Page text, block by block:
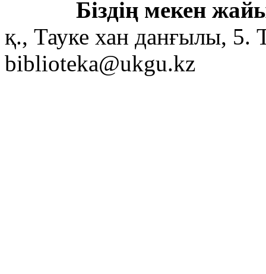
Біздің мекен
қ., Тауке хан данғылы,
biblioteka@ukgu.kz